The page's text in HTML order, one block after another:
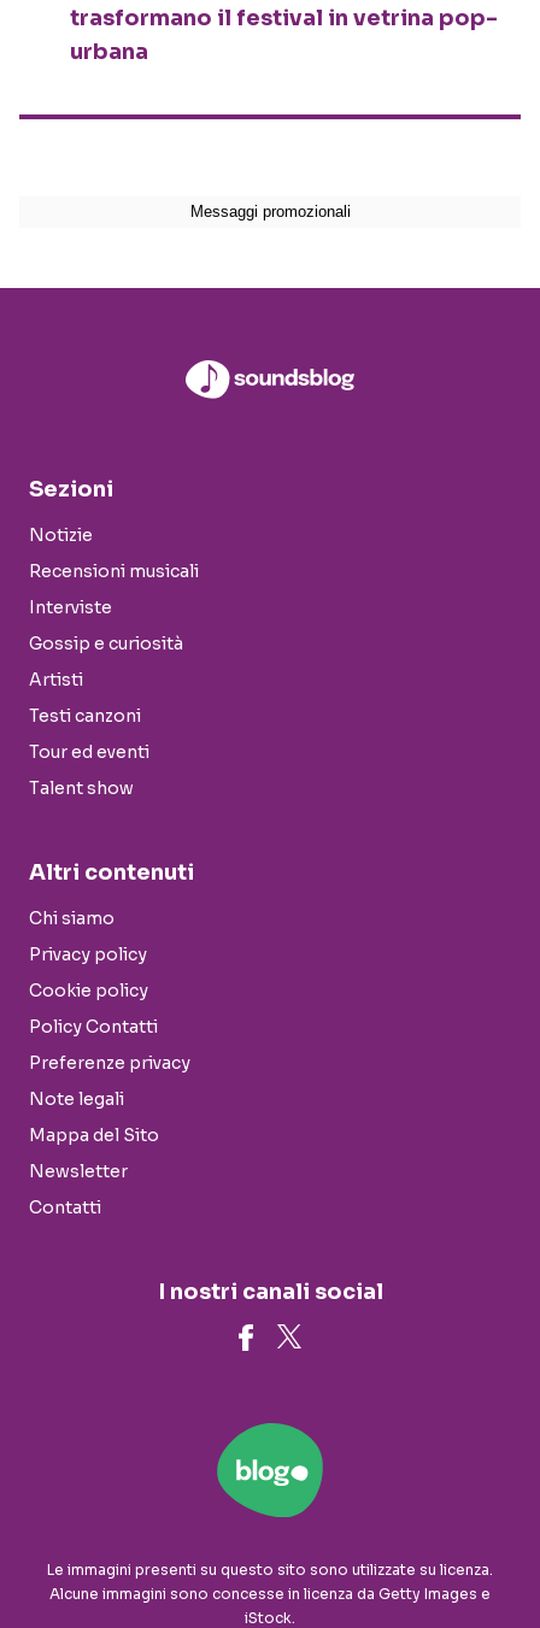
trasformano il festival in vetrina pop-
urbana
Sezioni
Notizie
Recensioni musicali
Interviste
Gossip e curiosità
Artisti
Testi canzoni
Tour ed eventi
Talent show
Altri contenuti
Chi siamo
Privacy policy
Cookie policy
Policy Contatti
Preferenze privacy
Note legali
Mappa del Sito
Newsletter
Contatti
I nostri canali social
Le immagini presenti su questo sito sono utilizzate su licenza.
Alcune immagini sono concesse in licenza da Getty Images e
iStock.